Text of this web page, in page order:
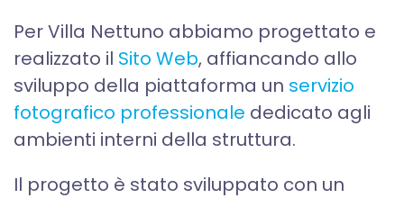
Per Villa Nettuno abbiamo progettato e
realizzato il Sito Web, affiancando allo
sviluppo della piattaforma un servizio
fotografico professionale dedicato agli
ambienti interni della struttura.
Il progetto è stato sviluppato con un